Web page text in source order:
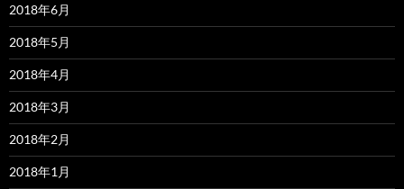
2018年6月
2018年5月
2018年4月
2018年3月
2018年2月
2018年1月